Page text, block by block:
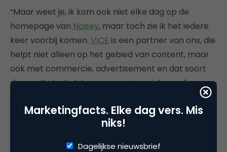
“Maar weet je, ik kom ook niet elke dag op de
homepage van Noisey, maar toch zie ik het iedere
keer voorbij komen. VICE is een partner van ons, die
helpt niet alleen op het gebied van content, maar
ook met commercie, advertisement en dat soort
dingen. Ik denk dat we meer via sociale media
moeten gaan promoten en werken. Als mensen
dan binnenkomen op de homepage, moeten ze
allemaal vette playlists zien en denken ‘shiiiiiit, hier
wil ik gewoon induiken’.”
Marketingfacts. Elke dag vers. Mis
niks!
Dagelijkse nieuwsbrief